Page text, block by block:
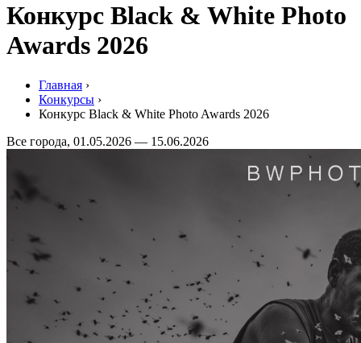
Конкурс Black & White Photo
Awards 2026
Главная ›
Конкурсы ›
Конкурс Black & White Photo Awards 2026
Все города, 01.05.2026 — 15.06.2026